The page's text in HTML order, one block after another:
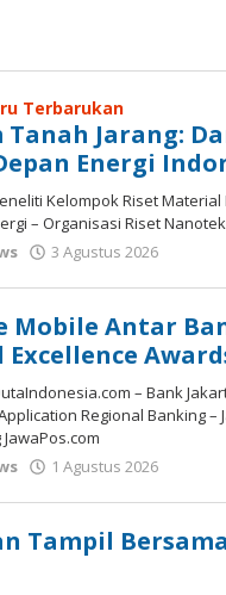
Terbarukan
Tanah Jarang:
Energi
Kelompok Riset
– Organisasi Riset
3 Agustus 2026
Mobile Antar
– Bank
Regional Banking –
1 Agustus 2026
Tampil